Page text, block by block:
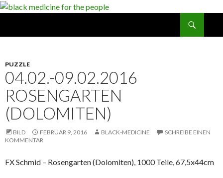
PUZZLE
04.02.-09.02.2016
ROSENGARTEN
(DOLOMITEN)
BILD FEBRUAR 9, 2016 BLACK-MEDICINE
SCHREIBE EINEN
KOMMENTAR
FX Schmid – Rosengarten (Dolomiten), 1000 Teile, 67,5x44cm